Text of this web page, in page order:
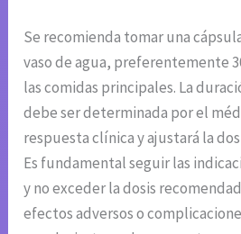
Se recomienda tomar una
vaso de agua, preferentemente
las comidas principales. La
debe ser determinada por el
respuesta clínica y ajustará la
Es fundamental seguir las
y no exceder la dosis
efectos adversos o